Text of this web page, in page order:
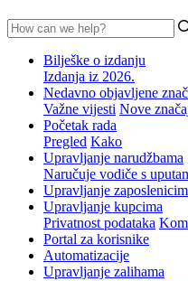
Bilješke o izdanju
Izdanja iz 2026.
Nedavno objavljene
Važne vijesti Nove
Početak rada
Pregled Kako
Upravljanje narudžbama
Naručuje vodiče s
Upravljanje
Upravljanje kupcima
Privatnost podataka
Portal za korisnike
Automatizacije
Upravljanje zalihama